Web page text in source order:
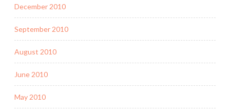
December 2010
September 2010
August 2010
June 2010
May 2010